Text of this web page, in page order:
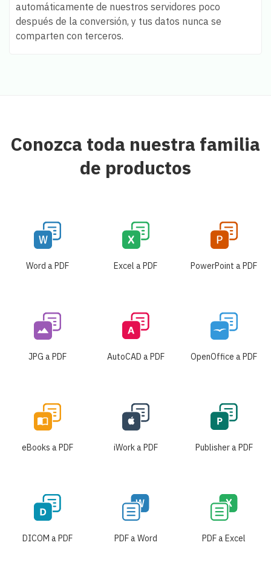
automáticamente de nuestros servidores poco
después de la conversión, y tus datos nunca se
comparten con terceros.
Conozca toda nuestra familia
de productos
Word a PDF Excel a PDF PowerPoint a PDF
JPG a PDF AutoCAD a PDF OpenOffice a PDF
eBooks a PDF iWork a PDF Publisher a PDF
DICOM a PDF PDF a Word PDF a Excel